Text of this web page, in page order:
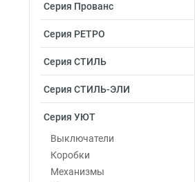
Серия Прованс
Серия РЕТРО
Серия СТИЛЬ
Серия СТИЛЬ-ЭЛИ
Серия УЮТ
Выключатели
Коробки
Механизмы